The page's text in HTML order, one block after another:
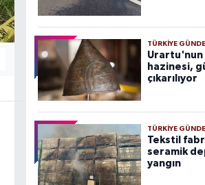
TÜRKIYE
Urartu'nun
hazinesi,
çıkarılıyor
TÜRKIYE
Tekstil
seramik
yangın